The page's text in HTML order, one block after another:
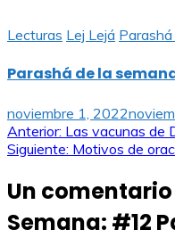
Lecturas Lej Lejá
Parashá de la
noviembre 1, 2022
Navegación
entradas
Anterior: Las vacunas de
Siguiente: Motivos de
Un comentario
Semana: #12